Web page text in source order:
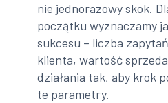
nie jednorazowy skok.
początku wyznaczamy
sukcesu – liczba
klienta, wartość
działania tak, aby krok
te parametry.